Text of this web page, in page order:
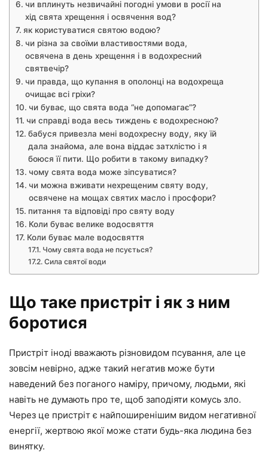
чи вплинуть незвичайні погодні умови в росії на
хід свята хрещення і освячення вод?
як користуватися святою водою?
чи різна за своїми властивостями вода,
освячена в день хрещення і в водохресний
святвечір?
чи правда, що купання в ополонці на водохреща
очищає всі гріхи?
чи буває, що свята вода “не допомагає”?
чи справді вода весь тиждень є водохресною?
бабуся привезла мені водохресну воду, яку їй
дала знайома, але вона віддає затхлістю і я
боюся її пити. Що робити в такому випадку?
чому свята вода може зіпсуватися?
чи можна вживати нехрещеним святу воду,
освячене на мощах святих масло і просфори?
питання та відповіді про святу воду
Коли буває велике водосвяття
Коли буває мале водосвяття
Чому свята вода не псується?
Сила святої води
Що таке пристріт і як з ним
боротися
Пристріт іноді вважають різновидом псування, але це
зовсім невірно, адже такий негатив може бути
наведений без поганого наміру, причому, людьми, які
навіть не думають про те, щоб заподіяти комусь зло.
Через це пристріт є найпоширенішим видом негативної
енергії, жертвою якої може стати будь-яка людина без
винятку.